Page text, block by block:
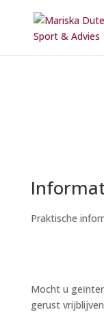
Praktische
Mocht u
gerust